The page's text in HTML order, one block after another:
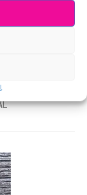
Decoradas